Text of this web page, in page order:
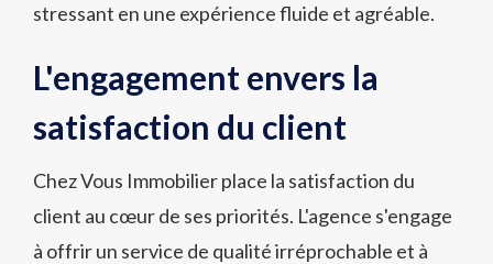
stressant en une expérience fluide et agréable.
L'engagement envers la
satisfaction du client
Chez Vous Immobilier place la satisfaction du
client au cœur de ses priorités. L'agence s'engage
à offrir un service de qualité irréprochable et à